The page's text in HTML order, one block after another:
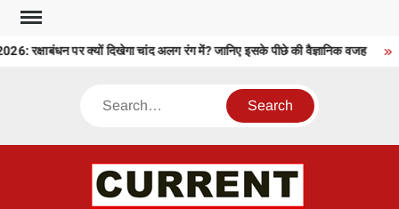
Skip
content
रक्षाबंधन पर क्यों दिखेगा चांद अलग रंग में? जानिए इसके पीछे की वैज्ञानिक वजह
Search